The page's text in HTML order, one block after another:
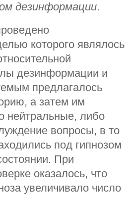
дезинформации.
которого являлось
дезинформации и
предлагалось
а затем им
нейтральные, либо
вопросы, в то
под гипнозом
При
оказалось, что
увеличивало число